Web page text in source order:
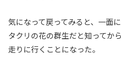
気になって戻ってみると、一面
タクリの花の群生だと知ってか
走りに行くことになった。